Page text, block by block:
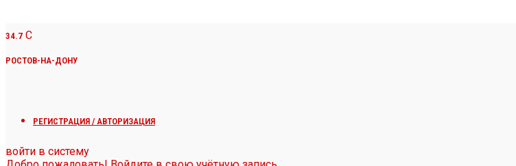
34.7 C
РОСТОВ-НА-ДОНУ
РЕГИСТРАЦИЯ / АВТОРИЗАЦИЯ
войти в систему